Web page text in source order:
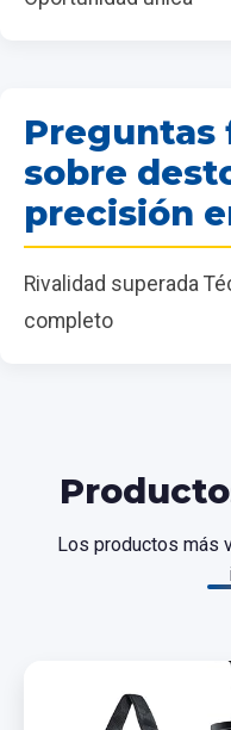
Preguntas
sobre
precisión
Rivalidad superada
completo
Los productos más